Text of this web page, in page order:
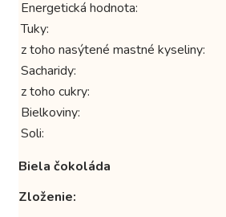
Energetická hodnota:
Tuky:
z toho nasýtené mastné kyseliny:
Sacharidy:
z toho cukry:
Bielkoviny:
Soli:
Biela čokoláda
Zloženie: